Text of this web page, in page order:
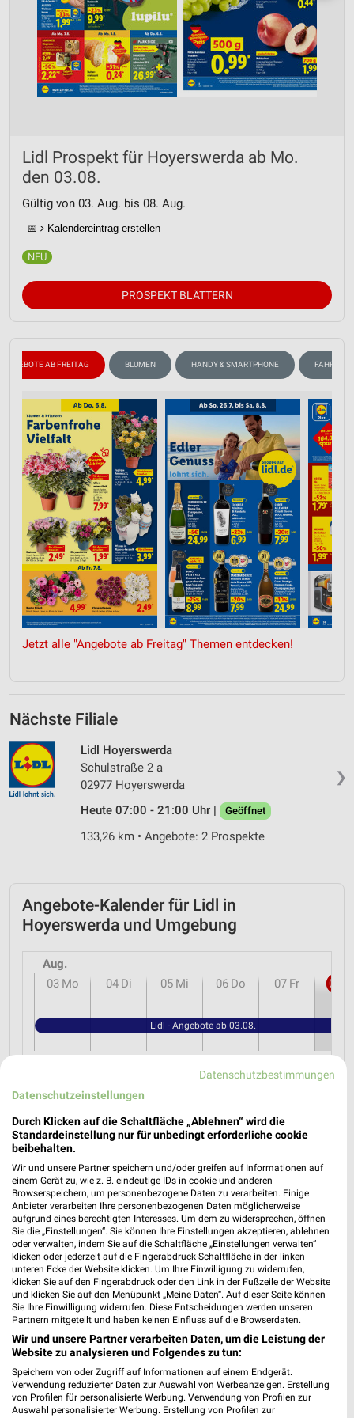
Lidl Prospekt für Hoyerswerda ab Mo.
den 03.08.
Gültig von 03. Aug. bis 08. Aug.
📅 Kalendereintrag erstellen
PROSPEKT BLÄTTERN
ANGEBOTE AB FREITAG BLUMEN HANDY & SMARTPHONE FAHRRAD
Jetzt alle "Angebote ab Freitag" Themen entdecken!
Nächste Filiale
❯
Lidl Hoyerswerda
Schulstraße 2 a
02977 Hoyerswerda
Heute 07:00 - 21:00 Uhr |
Geöffnet
133,26 km • Angebote: 2 Prospekte
Angebote-Kalender für Lidl in
Hoyerswerda und Umgebung
Aug.
03 Mo 04 Di 05 Mi 06 Do 07 Fr 08
Lidl - Angebote ab 03.08.
weekli Magazin
Erlebe mit Lidl und Andre Agassi die neuesten Silvercrest Küchengeräte
17.04.2026
Mit Lidl Plus 3 für 2 - im laut DtGv besten Backshop
10.04.2026
Datenschutzbestimmungen
Datenschutzeinstellungen
Durch Klicken auf die Schaltfläche „Ablehnen“ wird die
Standardeinstellung nur für unbedingt erforderliche cookie
beibehalten.
Wir und unsere Partner speichern und/oder greifen auf Informationen auf
einem Gerät zu, wie z. B. eindeutige IDs in cookie und anderen
Browserspeichern, um personenbezogene Daten zu verarbeiten. Einige
Anbieter verarbeiten Ihre personenbezogenen Daten möglicherweise
aufgrund eines berechtigten Interesses. Um dem zu widersprechen, öffnen
Sie die „Einstellungen“. Sie können Ihre Einstellungen akzeptieren, ablehnen
oder verwalten, indem Sie auf die Schaltfläche „Einstellungen verwalten“
klicken oder jederzeit auf die Fingerabdruck-Schaltfläche in der linken
unteren Ecke der Website klicken. Um Ihre Einwilligung zu widerrufen,
klicken Sie auf den Fingerabdruck oder den Link in der Fußzeile der Website
und klicken Sie auf den Menüpunkt „Meine Daten“. Auf dieser Seite können
Sie Ihre Einwilligung widerrufen. Diese Entscheidungen werden unseren
Partnern mitgeteilt und haben keinen Einfluss auf die Browserdaten.
Wir und unsere Partner verarbeiten Daten, um die Leistung der
Website zu analysieren und Folgendes zu tun:
Speichern von oder Zugriff auf Informationen auf einem Endgerät.
Verwendung reduzierter Daten zur Auswahl von Werbeanzeigen. Erstellung
von Profilen für personalisierte Werbung. Verwendung von Profilen zur
Auswahl personalisierter Werbung. Erstellung von Profilen zur